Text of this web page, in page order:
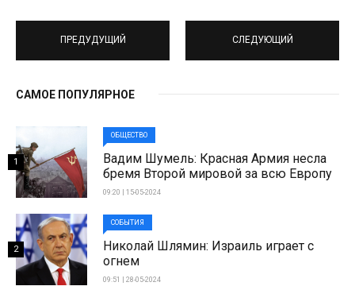
ПРЕДУДУЩИЙ СЛЕДУЮЩИЙ
САМОЕ ПОПУЛЯРНОЕ
ОБЩЕСТВО
Вадим Шумель: Красная Армия несла
бремя Второй мировой за всю Европу
09:20 | 15-05-2024
1
СОБЫТИЯ
Николай Шлямин: Израиль играет с
огнем
09:51 | 28-05-2024
2